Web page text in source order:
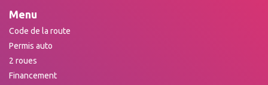
Menu
Code de la route
Permis auto
2 roues
Financement